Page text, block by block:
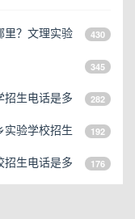
里？文理实验
430
345
招生电话是多
282
实验学校招生
192
招生电话是多
176